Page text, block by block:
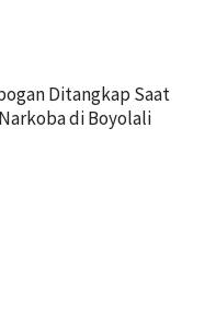
Ditangkap Saat
di Boyolali